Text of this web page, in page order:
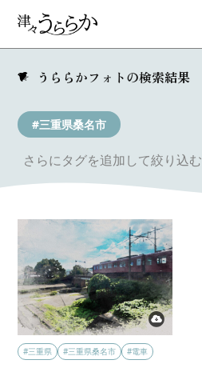
うららかフォトの検索結果
#三重県桑名市
さらにタグを追加して絞り込む
#三重県 #三重県桑名市 #電車